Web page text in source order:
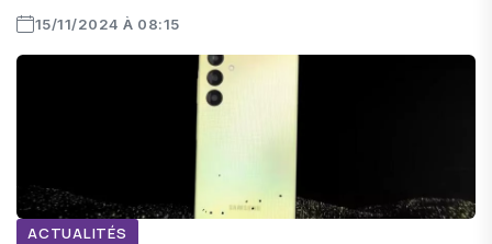
15/11/2024 À 08:15
ACTUALITÉS